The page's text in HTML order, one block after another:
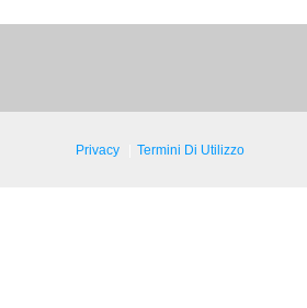
Privacy Termini Di Utilizzo